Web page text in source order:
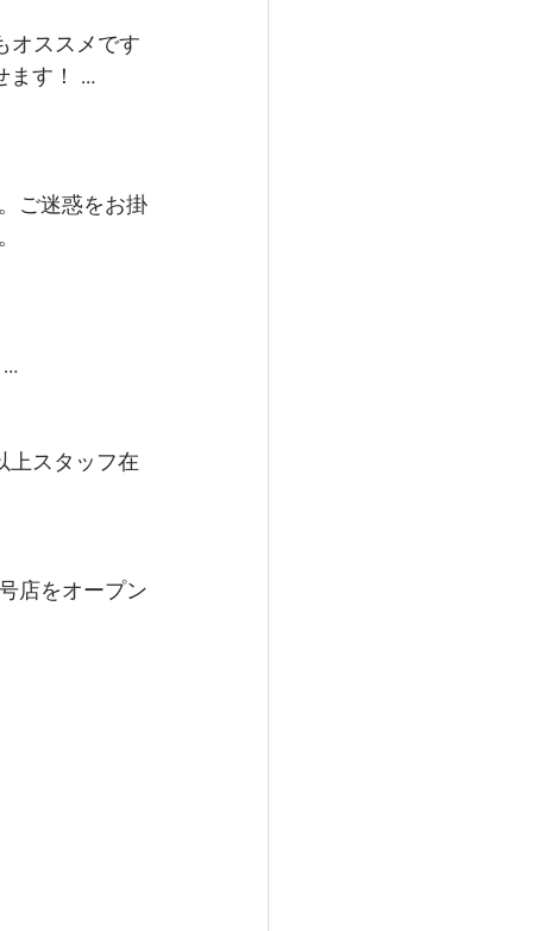
オススメです
ます！ …
ご迷惑をお掛
…
上スタッフ在
店をオープン